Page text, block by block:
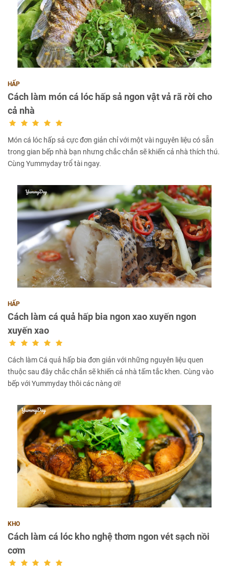
HẤP
Cách làm món cá lóc hấp sả ngon vật vả rã rời cho
cả nhà
Món cá lóc hấp sả cực đơn giản chỉ với một vài nguyên liệu có sẵn
trong gian bếp nhà bạn nhưng chắc chắn sẽ khiến cả nhà thích thú.
Cùng Yummyday trổ tài ngay.
HẤP
Cách làm cá quả hấp bia ngon xao xuyến ngon
xuyến xao
Cách làm Cá quả hấp bia đơn giản với những nguyên liệu quen
thuộc sau đây chắc chắn sẽ khiến cả nhà tấm tắc khen. Cùng vào
bếp với Yummyday thôi các nàng ơi!
KHO
Cách làm cá lóc kho nghệ thơm ngon vét sạch nồi
cơm